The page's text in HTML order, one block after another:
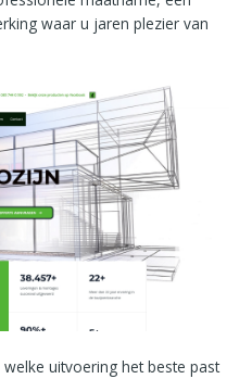
waar u jaren plezier van
uitvoering het beste past